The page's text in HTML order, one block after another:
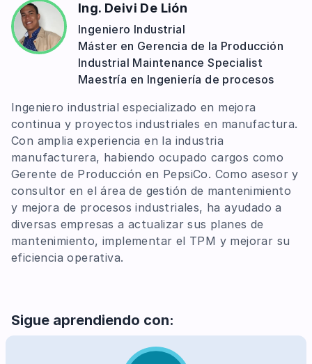
Ing. Deivi De Lión
Ingeniero Industrial
Máster en Gerencia de la Producción
Industrial Maintenance Specialist
Maestría en Ingeniería de procesos
Ingeniero industrial especializado en mejora
continua y proyectos industriales en manufactura.
Con amplia experiencia en la industria
manufacturera, habiendo ocupado cargos como
Gerente de Producción en PepsiCo. Como asesor y
consultor en el área de gestión de mantenimiento
y mejora de procesos industriales, ha ayudado a
diversas empresas a actualizar sus planes de
mantenimiento, implementar el TPM y mejorar su
eficiencia operativa.
Sigue aprendiendo con: